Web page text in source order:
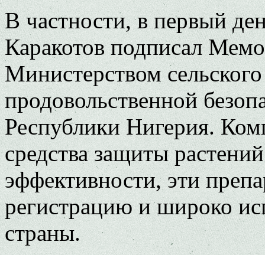
В частности, в первый
Каракотов подписал
Министерством
продовольственной
Республики Нигерия.
средства защиты
эффективности, эти
регистрацию и широко
страны.